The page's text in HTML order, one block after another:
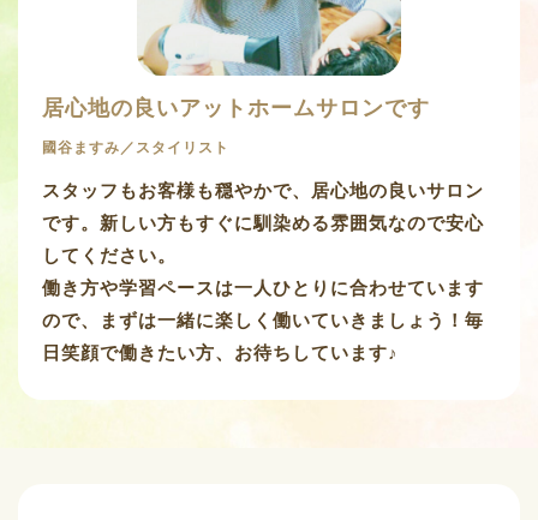
居心地の良いアットホームサロンです
國谷ますみ／スタイリスト
スタッフもお客様も穏やかで、居心地の良いサロン
です。新しい方もすぐに馴染める雰囲気なので安心
してください。
働き方や学習ペースは一人ひとりに合わせています
ので、まずは一緒に楽しく働いていきましょう！毎
日笑顔で働きたい方、お待ちしています♪